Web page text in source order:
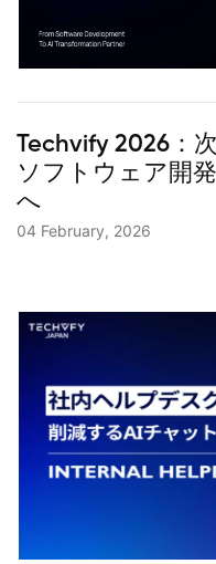
Techvify 2026：
ソフトウェア開
へ
04 February, 2026